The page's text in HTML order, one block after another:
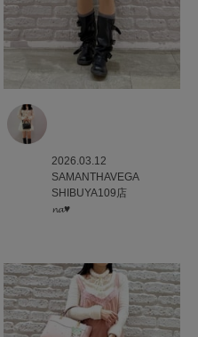
2026.03.12
SAMANTHAVEGA
SHIBUYA109店
𝓷𝓪♥